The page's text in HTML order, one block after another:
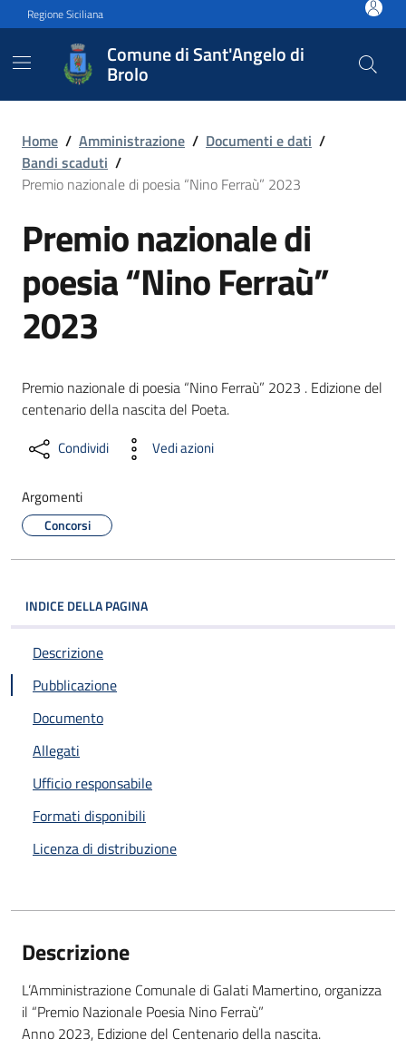
Vai ai contenuti
Vai al footer
Regione Siciliana
Comune di Sant'Angelo di
Brolo
Premio nazionale di
Home / Amministrazione / Documenti e dati /
Bandi scaduti /
Premio nazionale di poesia “Nino Ferraù” 2023
Premio nazionale di
poesia “Nino Ferraù”
2023
Premio nazionale di poesia “Nino Ferraù” 2023 . Edizione del
centenario della nascita del Poeta.
Condividi Vedi azioni
Argomenti
Concorsi
INDICE DELLA PAGINA
Descrizione
Pubblicazione
Documento
Allegati
Ufficio responsabile
Formati disponibili
Licenza di distribuzione
Descrizione
L’Amministrazione Comunale di Galati Mamertino, organizza
il “Premio Nazionale Poesia Nino Ferraù”
Anno 2023, Edizione del Centenario della nascita.